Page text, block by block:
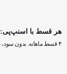
هر قسط با اسنپ‌پی:
۴ قسط ماهانه. بدون سود، چک و ضامن.